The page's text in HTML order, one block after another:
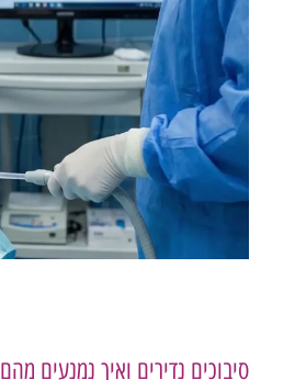
סיבוכים נדירים ואיך נמנעים מהם